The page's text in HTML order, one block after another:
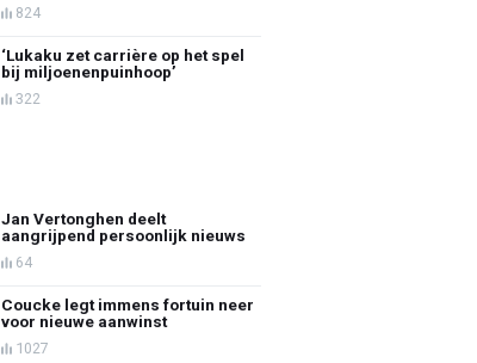
824
‘Lukaku zet carrière op het spel
bij miljoenenpuinhoop’
322
Jan Vertonghen deelt
aangrijpend persoonlijk nieuws
64
Coucke legt immens fortuin neer
voor nieuwe aanwinst
1027